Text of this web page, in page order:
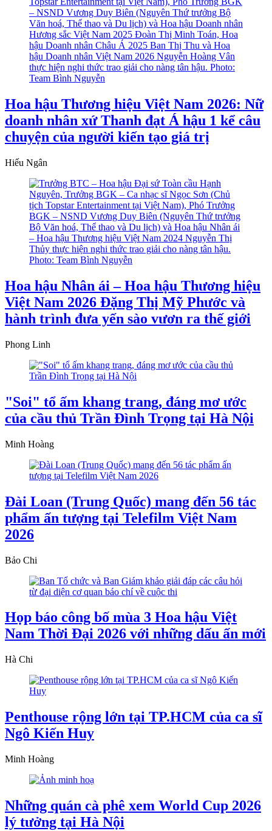
Hoa hậu Thương hiệu Việt Nam 2026: Nữ
doanh nhân xứ Thanh đạt Á hậu 1 kể câu
chuyện của người kiến tạo giá trị
Hiếu Ngân
Hoa hậu Nhân ái – Hoa hậu Thương hiệu
Việt Nam 2026 Đặng Thị Mỹ Phước và
hành trình đưa yến sào vươn ra thế giới
Phong Linh
"Soi" tổ ấm khang trang, đáng mơ ước
của cầu thủ Trần Đình Trọng tại Hà Nội
Minh Hoàng
Đài Loan (Trung Quốc) mang đến 56 tác
phẩm ấn tượng tại Telefilm Việt Nam
2026
Bảo Chi
Họp báo công bố mùa 3 Hoa hậu Việt
Nam Thời Đại 2026 với những dấu ấn mới
Hà Chi
Penthouse rộng lớn tại TP.HCM của ca sĩ
Ngô Kiến Huy
Minh Hoàng
Những quán cà phê xem World Cup 2026
lý tưởng tại Hà Nội